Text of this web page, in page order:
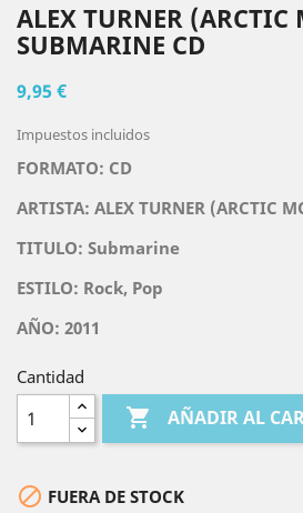
ALEX TURNER (ARCTIC
SUBMARINE CD
9,95 €
Impuestos incluidos
FORMATO: CD
ARTISTA: ALEX TURNER (ARCTIC
TITULO: Submarine
ESTILO: Rock, Pop
AÑO: 2011
Cantidad
 AÑADIR AL
 FUERA DE STOCK